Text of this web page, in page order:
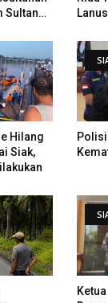
Sultan
Lanus
Hilang
Siak,